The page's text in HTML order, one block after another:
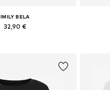
IMILY BELA
32,90 €